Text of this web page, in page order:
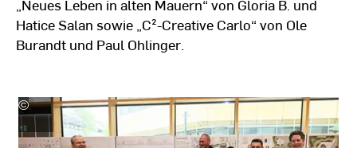
„Neues Leben in alten Mauern“ von Gloria B. und
Hatice Salan sowie „C²-Creative Carlo“ von Ole
Burandt und Paul Ohlinger.
©
Silke
Bartsch
|